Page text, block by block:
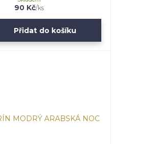
90 Kč/ks
Přidat do košíku